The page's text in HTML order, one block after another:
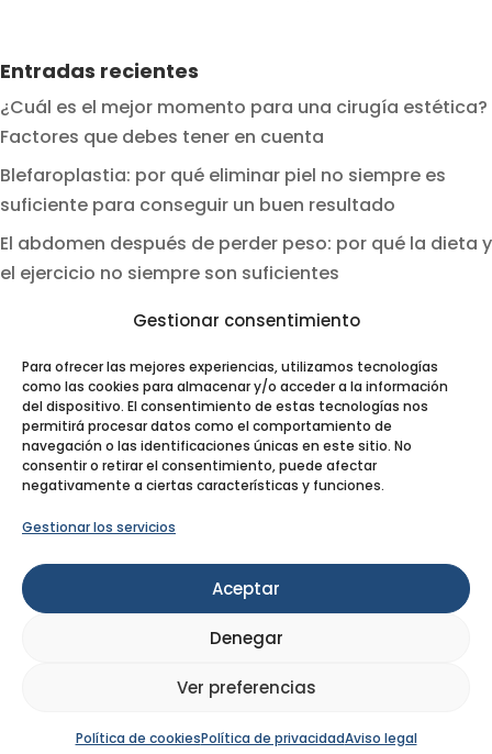
Gestionar consentimiento
Para ofrecer las mejores experiencias, utilizamos tecnologías
como las cookies para almacenar y/o acceder a la información
del dispositivo. El consentimiento de estas tecnologías nos
permitirá procesar datos como el comportamiento de
navegación o las identificaciones únicas en este sitio. No
consentir o retirar el consentimiento, puede afectar
negativamente a ciertas características y funciones.
Gestionar los servicios
Aceptar
Denegar
Ver preferencias
Política de cookiesPolítica de privacidadAviso legal
Entradas recientes
¿Cuál es el mejor momento para una cirugía estética?
Factores que debes tener en cuenta
Blefaroplastia: por qué eliminar piel no siempre es
suficiente para conseguir un buen resultado
El abdomen después de perder peso: por qué la dieta y
el ejercicio no siempre son suficientes
Artículos
Noticias
Novedades
Plástica Ruiz Moya
Tratamientos
Buscador
© 2023 Cirugía Plástica Ruiz Moya